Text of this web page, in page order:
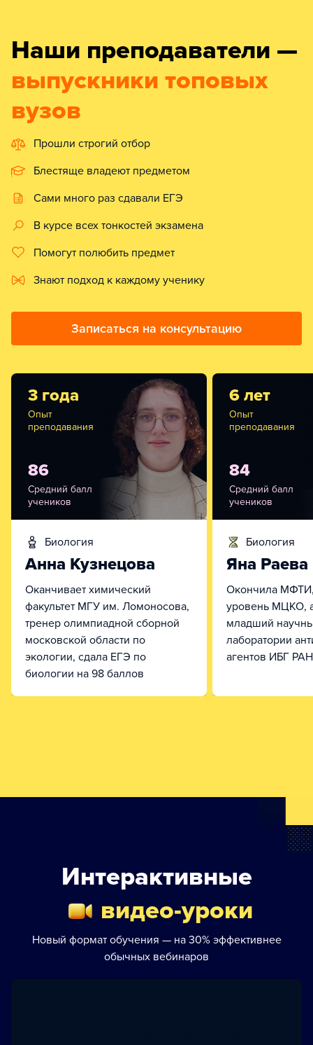
Наши преподаватели —
выпускники топовых
вузов
Прошли строгий отбор
Блестяще владеют предметом
Сами много раз сдавали ЕГЭ
В курсе всех тонкостей экзамена
Помогут полюбить предмет
Знают подход к каждому ученику
Записаться на консультацию
3 года
Опыт
преподавания
86
Средний балл
учеников
биология
Анна Кузнецова
Оканчивает химический
факультет МГУ им. Ломоносова,
тренер олимпиадной сборной
московской области по
экологии, сдала ЕГЭ по
биологии на 98 баллов
6 лет
Опыт
преподавания
84
Средний балл
учеников
биология
Яна Раева
Окончила
уровень МЦКО,
младший
лаборатории
агентов ИБГ РАН
Интерактивные
видео-уроки
Новый формат обучения — на 30% эффективнее
обычных вебинаров